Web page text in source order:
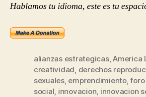
Hablamos tu idioma, este es tu
alianzas estrategicas,America
creatividad, derechos
sexuales, emprendimiento,foro
social, innovacion, innovacion